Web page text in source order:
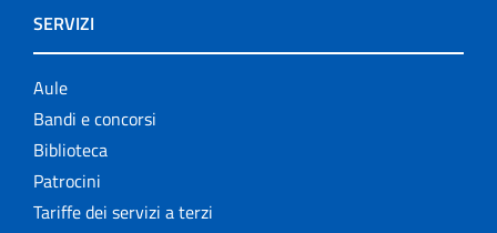
SERVIZI
Aule
Bandi e concorsi
Biblioteca
Patrocini
Tariffe dei servizi a terzi